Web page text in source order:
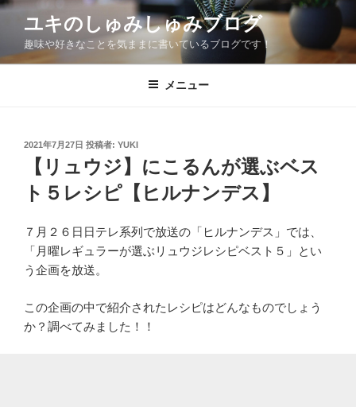
コ
ン
ユキのしゅみしゅみブログ
趣味や好きなことを気ままに書いているブログです！
メニュー
投
2021年7月27日 投稿者: YUKI
【リュウジ】にこるんが選ぶベス
ト５レシピ【ヒルナンデス】
７月２６日日テレ系列で放送の「ヒルナンデス」では、
「月曜レギュラーが選ぶリュウジレシピベスト５」とい
う企画を放送。
この企画の中で紹介されたレシピはどんなものでしょう
か？調べてみました！！